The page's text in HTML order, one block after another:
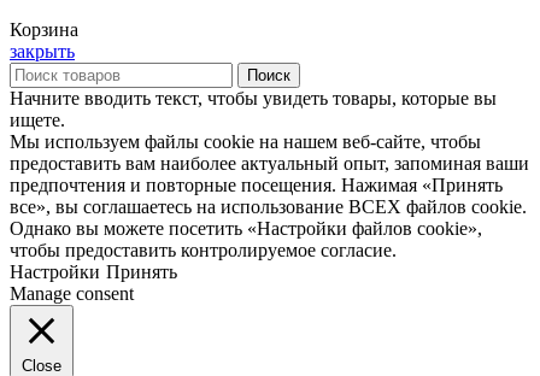
Корзина
закрыть
Поиск
Начните вводить текст, чтобы увидеть товары, которые вы
ищете.
Мы используем файлы cookie на нашем веб-сайте, чтобы
предоставить вам наиболее актуальный опыт, запоминая ваши
предпочтения и повторные посещения. Нажимая «Принять
все», вы соглашаетесь на использование ВСЕХ файлов cookie.
Однако вы можете посетить «Настройки файлов cookie»,
чтобы предоставить контролируемое согласие.
Настройки Принять
Manage consent
Close